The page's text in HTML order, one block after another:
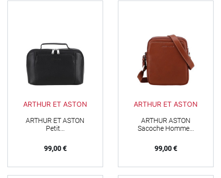
ARTHUR ET ASTON
ARTHUR ET ASTON
Petit...
Prix
99,00 €
ARTHUR ET ASTON
ARTHUR ASTON
Sacoche Homme...
Prix
99,00 €